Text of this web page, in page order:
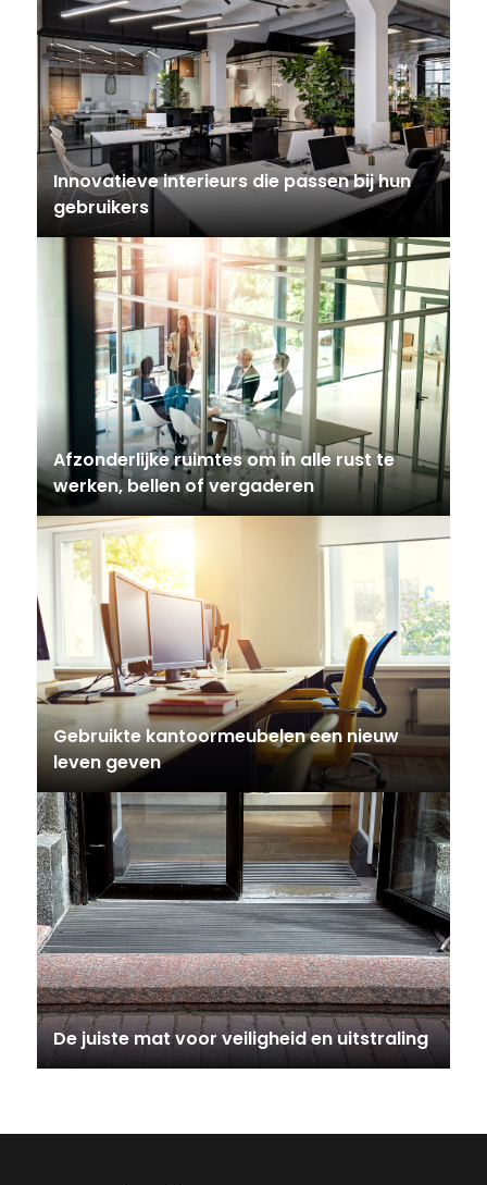
Innovatieve interieurs die passen bij hun
gebruikers
Afzonderlijke ruimtes om in alle rust te
werken, bellen of vergaderen
Gebruikte kantoormeubelen een nieuw
leven geven
De juiste mat voor veiligheid en uitstraling